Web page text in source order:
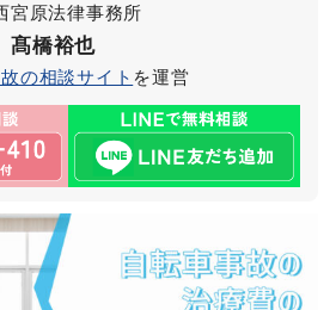
宮原法律事務所
橋裕也
の相談サイト を運営